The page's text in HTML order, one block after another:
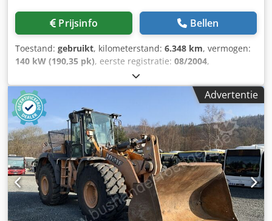
Prijsinfo Bellen
Toestand: gebruikt, kilometerstand: 6.348 km, vermogen:
140 kW (190,35 pk), eerste registratie: 08/2004,
, Bouwjaar:
Model: MXM190 / Samson Vacuümwagen 8000 L Bouwjaar:
2004 Staat: Goed Serienummer: ACM231045 Ref. nr.: 8084
Reg. datum: Vermogen: 190 pk Urenstand: 6348
Versnellingsbak: Volautomatische powershift 19+6 Dkodpfx
Aeynq Dbohasr Dieseltank: 1 Tankinhoud: 400 L Radio: ?
Luchtgeveerde stoel: ? Schijfrem: Natrem Bandenmaat:
600/65R25 + 650/75R38 - 520/70R34 Profiel % over: 60%
90% - 40% Gereedschapskist: ? Hydraulisch systeem: ?
Fabrikant vat: Samson Tankinhoud: 8000 L Hogedrukpomp:
2 x HPP Hogedrukcapaciteit: 122 l/min - 130 bar
Vacuümpomp: Samson Afstandsbediening: ?
Advertentie